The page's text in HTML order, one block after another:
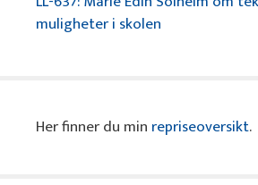
muligheter i skolen
Her finner du min repriseoversikt.